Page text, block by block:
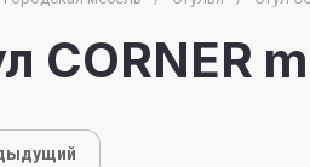
CORNER